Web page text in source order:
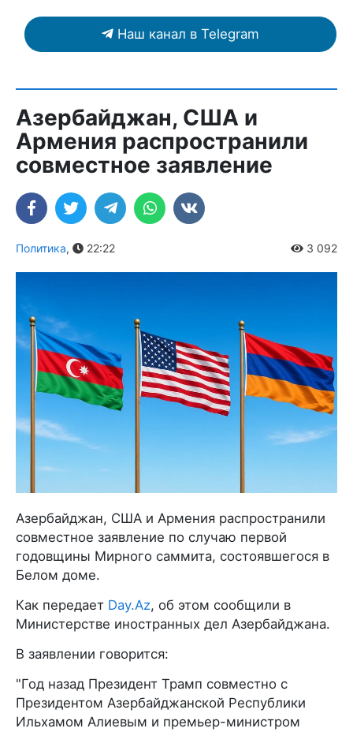
Наш канал в Telegram
Азербайджан, США и
Армения распространили
совместное заявление
Политика, 22:22 3 092
Азербайджан, США и Армения распространили
совместное заявление по случаю первой
годовщины Мирного саммита, состоявшегося в
Белом доме.
Как передает Day.Az, об этом сообщили в
Министерстве иностранных дел Азербайджана.
В заявлении говорится:
"Год назад Президент Трамп совместно с
Президентом Азербайджанской Республики
Ильхамом Алиевым и премьер-министром